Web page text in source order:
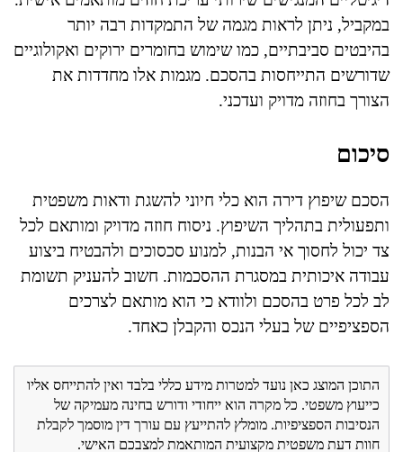
במקביל, ניתן לראות מגמה של התמקדות רבה יותר
בהיבטים סביבתיים, כמו שימוש בחומרים ירוקים ואקולוגיים
שדורשים התייחסות בהסכם. מגמות אלו מחדדות את
הצורך בחוזה מדויק ועדכני.
סיכום
הסכם שיפוץ דירה הוא כלי חיוני להשגת ודאות משפטית
ותפעולית בתהליך השיפוץ. ניסוח חוזה מדויק ומותאם לכל
צד יכול לחסוך אי הבנות, למנוע סכסוכים ולהבטיח ביצוע
עבודה איכותית במסגרת ההסכמות. חשוב להעניק תשומת
לב לכל פרט בהסכם ולוודא כי הוא מותאם לצרכים
הספציפיים של בעלי הנכס והקבלן כאחד.
התוכן המוצג כאן נועד למטרות מידע כללי בלבד ואין להתייחס אליו
כייעוץ משפטי. כל מקרה הוא ייחודי ודורש בחינה מעמיקה של
הנסיבות הספציפיות. מומלץ להתייעץ עם עורך דין מוסמך לקבלת
חוות דעת משפטית מקצועית המותאמת למצבכם האישי.